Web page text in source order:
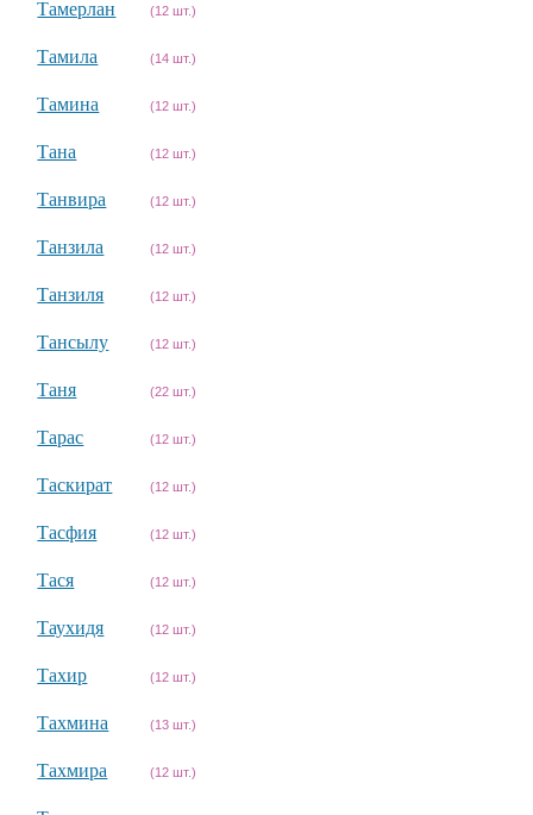
Тамерлан (12 шт.)
Тамила (14 шт.)
Тамина (12 шт.)
Тана (12 шт.)
Танвира (12 шт.)
Танзила (12 шт.)
Танзиля (12 шт.)
Тансылу (12 шт.)
Таня (22 шт.)
Тарас (12 шт.)
Таскират (12 шт.)
Тасфия (12 шт.)
Тася (12 шт.)
Таухидя (12 шт.)
Тахир (12 шт.)
Тахмина (13 шт.)
Тахмира (12 шт.)